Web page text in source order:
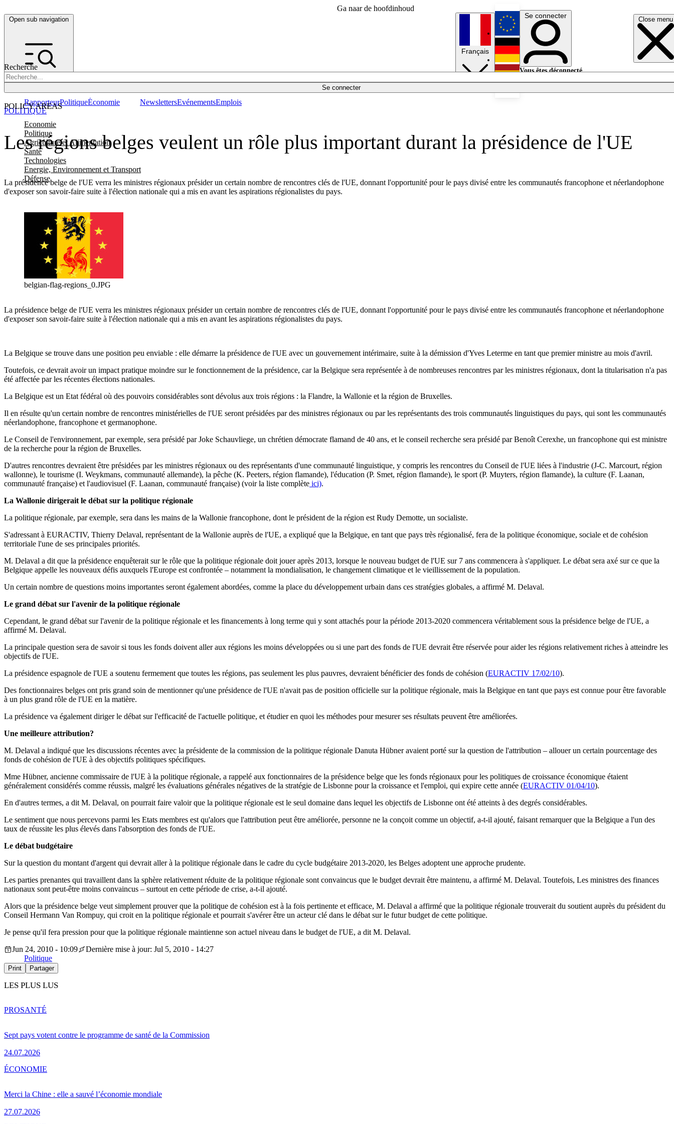
Ga naar de hoofdinhoud
Open sub navigation Close menu
Recherche
Se connecter
POLICY AREAS
Economie
Politique
Agriculture et Alimentation
Santé
Technologies
Energie, Environnement et Transport
Défense
RapporteurPolitiqueÉconomie NewslettersEvénementsEmplois
Français
English
Deutsch
Se connecter
Vous êtes déconnecté.
Les régions belges veulent un rôle plus important durant la présidence de l'UE
La présidence belge de l'UE verra les ministres régionaux présider un certain nombre de rencontres clés de l'UE, donnant l'opportunité pour le pays divisé entre les communautés francophone et néerlandophone
d'exposer son savoir-faire suite à l'élection nationale qui a mis en avant les aspirations régionalistes du pays.
POLITIQUE
belgian-flag-regions_0.JPG
La présidence belge de l'UE verra les ministres régionaux présider un certain nombre de rencontres clés de l'UE, donnant l'opportunité pour le pays divisé entre les communautés francophone et néerlandophone
d'exposer son savoir-faire suite à l'élection nationale qui a mis en avant les aspirations régionalistes du pays.
La Belgique se trouve dans une position peu enviable : elle démarre la présidence de l'UE avec un gouvernement intérimaire, suite à la démission d'Yves Leterme en tant que premier ministre au mois d'avril.
Toutefois, ce devrait avoir un impact pratique moindre sur le fonctionnement de la présidence, car la Belgique sera représentée à de nombreuses rencontres par les ministres régionaux, dont la titularisation n'a pas
été affectée par les récentes élections nationales.
La Belgique est un Etat fédéral où des pouvoirs considérables sont dévolus aux trois régions : la Flandre, la Wallonie et la région de Bruxelles.
Il en résulte qu'un certain nombre de rencontres ministérielles de l'UE seront présidées par des ministres régionaux ou par les représentants des trois communautés linguistiques du pays, qui sont les communautés
néerlandophone, francophone et germanophone.
Le Conseil de l'environnement, par exemple, sera présidé par Joke Schauvliege, un chrétien démocrate flamand de 40 ans, et le conseil recherche sera présidé par Benoît Cerexhe, un francophone qui est ministre
de la recherche pour la région de Bruxelles.
D'autres rencontres devraient être présidées par les ministres régionaux ou des représentants d'une communauté linguistique, y compris les rencontres du Conseil de l'UE liées à l'industrie (J-C. Marcourt, région
wallonne), le tourisme (I. Weykmans, communauté allemande), la pêche (K. Peeters, région flamande), l'éducation (P. Smet, région flamande), le sport (P. Muyters, région flamande), la culture (F. Laanan,
communauté française) et l'audiovisuel (F. Laanan, communauté française) (voir la liste complète ici).
La Wallonie dirigerait le débat sur la politique régionale
La politique régionale, par exemple, sera dans les mains de la Wallonie francophone, dont le président de la région est Rudy Demotte, un socialiste.
S'adressant à EURACTIV, Thierry Delaval, représentant de la Wallonie auprès de l'UE, a expliqué que la Belgique, en tant que pays très régionalisé, fera de la politique économique, sociale et de cohésion
territoriale l'une de ses principales priorités.
M. Delaval a dit que la présidence enquêterait sur le rôle que la politique régionale doit jouer après 2013, lorsque le nouveau budget de l'UE sur 7 ans commencera à s'appliquer. Le débat sera axé sur ce que la
Belgique appelle les nouveaux défis auxquels l'Europe est confrontée – notamment la mondialisation, le changement climatique et le vieillissement de la population.
Un certain nombre de questions moins importantes seront également abordées, comme la place du développement urbain dans ces stratégies globales, a affirmé M. Delaval.
Le grand débat sur l'avenir de la politique régionale
Cependant, le grand débat sur l'avenir de la politique régionale et les financements à long terme qui y sont attachés pour la période 2013-2020 commencera véritablement sous la présidence belge de l'UE, a
affirmé M. Delaval.
La principale question sera de savoir si tous les fonds doivent aller aux régions les moins développées ou si une part des fonds de l'UE devrait être réservée pour aider les régions relativement riches à atteindre les
objectifs de l'UE.
La présidence espagnole de l'UE a soutenu fermement que toutes les régions, pas seulement les plus pauvres, devraient bénéficier des fonds de cohésion (EURACTIV 17/02/10).
Des fonctionnaires belges ont pris grand soin de mentionner qu'une présidence de l'UE n'avait pas de position officielle sur la politique régionale, mais la Belgique en tant que pays est connue pour être favorable
à un plus grand rôle de l'UE en la matière.
La présidence va également diriger le débat sur l'efficacité de l'actuelle politique, et étudier en quoi les méthodes pour mesurer ses résultats peuvent être améliorées.
Une meilleure attribution?
M. Delaval a indiqué que les discussions récentes avec la présidente de la commission de la politique régionale Danuta Hübner avaient porté sur la question de l'attribution – allouer un certain pourcentage des
fonds de cohésion de l'UE à des objectifs politiques spécifiques.
Mme Hübner, ancienne commissaire de l'UE à la politique régionale, a rappelé aux fonctionnaires de la présidence belge que les fonds régionaux pour les politiques de croissance économique étaient
généralement considérés comme réussis, malgré les évaluations générales négatives de la stratégie de Lisbonne pour la croissance et l'emploi, qui expire cette année (EURACTIV 01/04/10).
En d'autres termes, a dit M. Delaval, on pourrait faire valoir que la politique régionale est le seul domaine dans lequel les objectifs de Lisbonne ont été atteints à des degrés considérables.
Le sentiment que nous percevons parmi les Etats membres est qu'alors que l'attribution peut être améliorée, personne ne la conçoit comme un objectif, a-t-il ajouté, faisant remarquer que la Belgique a l'un des
taux de réussite les plus élevés dans l'absorption des fonds de l'UE.
Le débat budgétaire
Sur la question du montant d'argent qui devrait aller à la politique régionale dans le cadre du cycle budgétaire 2013-2020, les Belges adoptent une approche prudente.
Les parties prenantes qui travaillent dans la sphère relativement réduite de la politique régionale sont convaincus que le budget devrait être maintenu, a affirmé M. Delaval. Toutefois, Les ministres des finances
nationaux sont peut-être moins convaincus – surtout en cette période de crise, a-t-il ajouté.
Alors que la présidence belge veut simplement prouver que la politique de cohésion est à la fois pertinente et efficace, M. Delaval a affirmé que la politique régionale trouverait du soutient auprès du président du
Conseil Hermann Van Rompuy, qui croit en la politique régionale et pourrait s'avérer être un acteur clé dans le débat sur le futur budget de cette politique.
Je pense qu'il fera pression pour que la politique régionale maintienne son actuel niveau dans le budget de l'UE, a dit M. Delaval.
Jun 24, 2010 - 10:09
Dernière mise à jour: Jul 5, 2010 - 14:27
Politique
Print Partager
LES PLUS LUS
Sept pays votent contre le programme de santé de la Commission
24.07.2026
PROSANTÉ
Merci la Chine : elle a sauvé l’économie mondiale
27.07.2026
ÉCONOMIE